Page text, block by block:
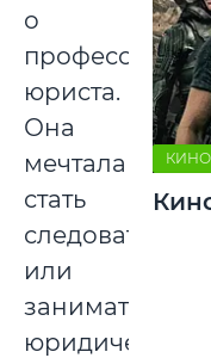
о
профессии
юриста.
Она
мечтала
стать
следователем
или
заниматься
юридической
КИНО